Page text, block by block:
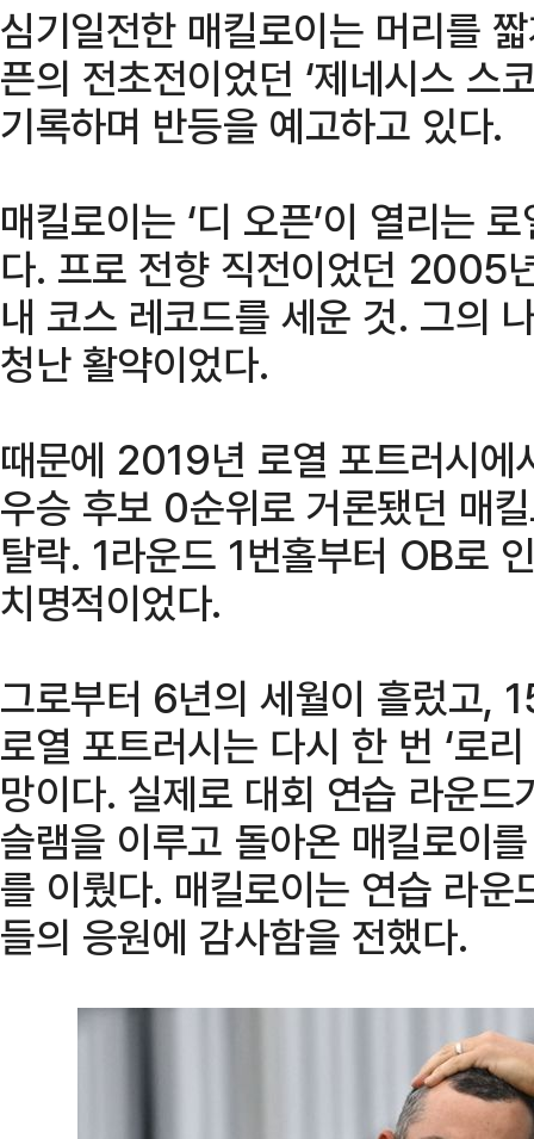
심기일전한 매킬로이는 머리를
픈의 전초전이었던 ‘제네시스 스
기록하며 반등을 예고하고 있다.
매킬로이는 ‘디 오픈’이 열리는
다. 프로 전향 직전이었던 2005
내 코스 레코드를 세운 것. 그의
청난 활약이었다.
때문에 2019년 로열 포트러시에
우승 후보 0순위로 거론됐던 매
탈락. 1라운드 1번홀부터 OB로
치명적이었다.
그로부터 6년의 세월이 흘렀고,
로열 포트러시는 다시 한 번 ‘로
망이다. 실제로 대회 연습 라운
슬램을 이루고 돌아온 매킬로이
를 이뤘다. 매킬로이는 연습 라
들의 응원에 감사함을 전했다.